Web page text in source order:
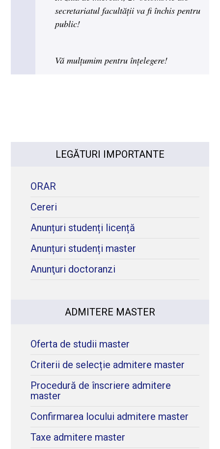
secretariatul facultății va fi închis pentru
public!
Vă mulțumim pentru înțelegere!
LEGĂTURI IMPORTANTE
ORAR
Cereri
Anunțuri studenți licență
Anunțuri studenți master
Anunţuri doctoranzi
ADMITERE MASTER
Oferta de studii master
Criterii de selecție admitere master
Procedură de înscriere admitere
master
Confirmarea locului admitere master
Taxe admitere master